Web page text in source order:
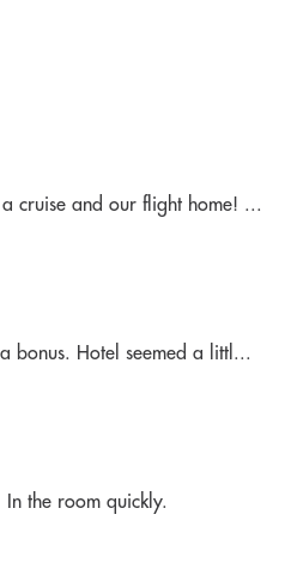
cruise and our flight home! ...
bonus. Hotel seemed a littl...
the room quickly.